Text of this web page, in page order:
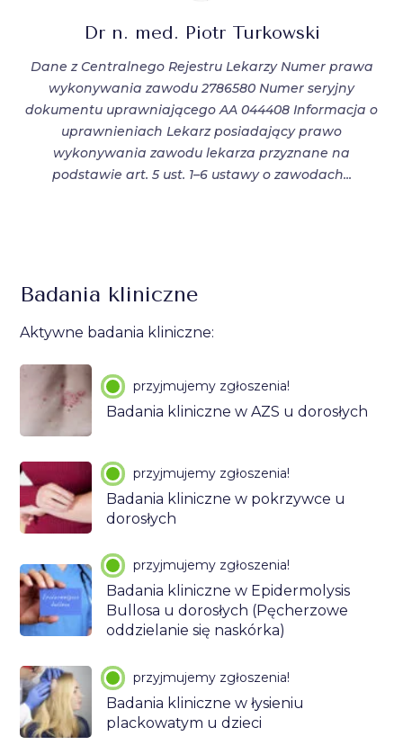
Dr n. med. Piotr Turkowski
Dane z Centralnego Rejestru Lekarzy Numer prawa
wykonywania zawodu 2786580 Numer seryjny
dokumentu uprawniającego AA 044408 Informacja o
uprawnieniach Lekarz posiadający prawo
wykonywania zawodu lekarza przyznane na
podstawie art. 5 ust. 1–6 ustawy o zawodach...
Badania kliniczne
Aktywne badania kliniczne:
przyjmujemy zgłoszenia!
Badania kliniczne w AZS u dorosłych
przyjmujemy zgłoszenia!
Badania kliniczne w pokrzywce u
dorosłych
przyjmujemy zgłoszenia!
Badania kliniczne w Epidermolysis
Bullosa u dorosłych (Pęcherzowe
oddzielanie się naskórka)
przyjmujemy zgłoszenia!
Badania kliniczne w łysieniu
plackowatym u dzieci